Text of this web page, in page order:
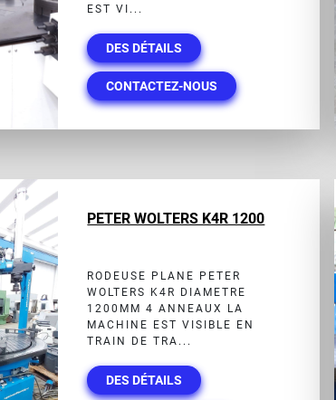
EST VI...
DES DÉTAILS
CONTACTEZ-NOUS
PETER WOLTERS K4R 1200
RODEUSE PLANE PETER
WOLTERS K4R DIAMETRE
1200MM 4 ANNEAUX LA
MACHINE EST VISIBLE EN
TRAIN DE TRA...
DES DÉTAILS